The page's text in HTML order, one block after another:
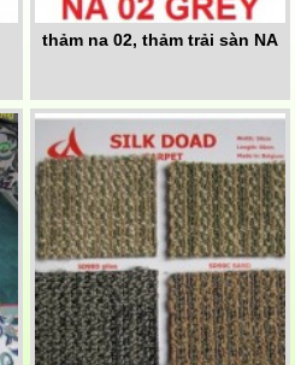
thảm na 02, thảm trải sàn NA